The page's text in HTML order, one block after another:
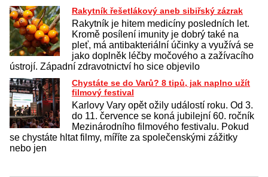
Rakytník řešetlákový aneb sibiřský zázrak
Rakytník je hitem medicíny posledních let.
Kromě posílení imunity je dobrý také na
pleť, má antibakteriální účinky a využívá se
jako doplněk léčby močového a zažívacího
ústrojí. Západní zdravotnictví ho sice objevilo
Chystáte se do Varů? 8 tipů, jak naplno užít
filmový festival
Karlovy Vary opět ožily událostí roku. Od 3.
do 11. července se koná jubilejní 60. ročník
Mezinárodního filmového festivalu. Pokud
se chystáte hltat filmy, míříte za společenskými zážitky
nebo jen